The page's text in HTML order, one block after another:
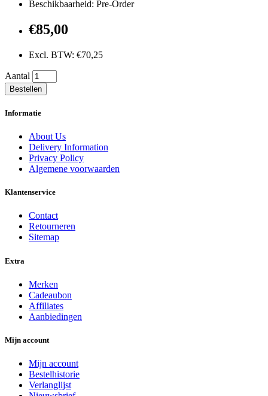
Beschikbaarheid: Pre-Order
€85,00
Excl. BTW: €70,25
Aantal
Bestellen
Informatie
About Us
Delivery Information
Privacy Policy
Algemene voorwaarden
Klantenservice
Contact
Retourneren
Sitemap
Extra
Merken
Cadeaubon
Affiliates
Aanbiedingen
Mijn account
Mijn account
Bestelhistorie
Verlanglijst